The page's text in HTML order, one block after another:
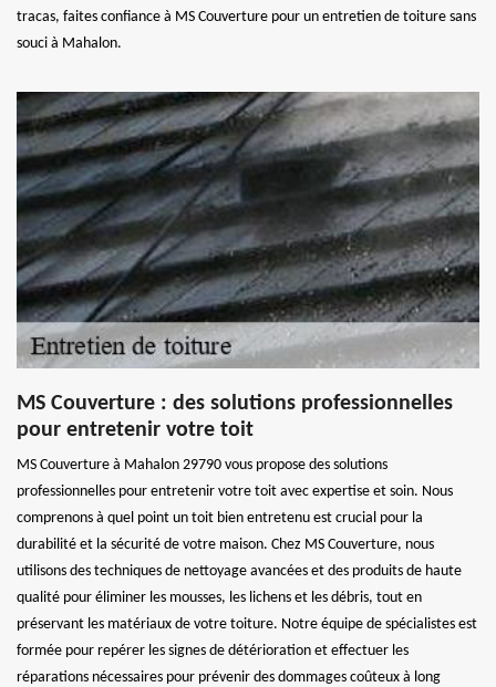
tracas, faites confiance à MS Couverture pour un entretien de toiture sans
souci à Mahalon.
MS Couverture : des solutions professionnelles
pour entretenir votre toit
MS Couverture à Mahalon 29790 vous propose des solutions
professionnelles pour entretenir votre toit avec expertise et soin. Nous
comprenons à quel point un toit bien entretenu est crucial pour la
durabilité et la sécurité de votre maison. Chez MS Couverture, nous
utilisons des techniques de nettoyage avancées et des produits de haute
qualité pour éliminer les mousses, les lichens et les débris, tout en
préservant les matériaux de votre toiture. Notre équipe de spécialistes est
formée pour repérer les signes de détérioration et effectuer les
réparations nécessaires pour prévenir des dommages coûteux à long